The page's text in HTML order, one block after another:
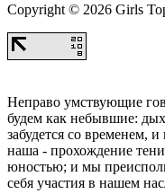
Copyright © 2026 Girls
Неправо умствующие
будем как небывшие:
забудется со временем,
наша - прохождение
юностью; и мы
себя участия в нашем